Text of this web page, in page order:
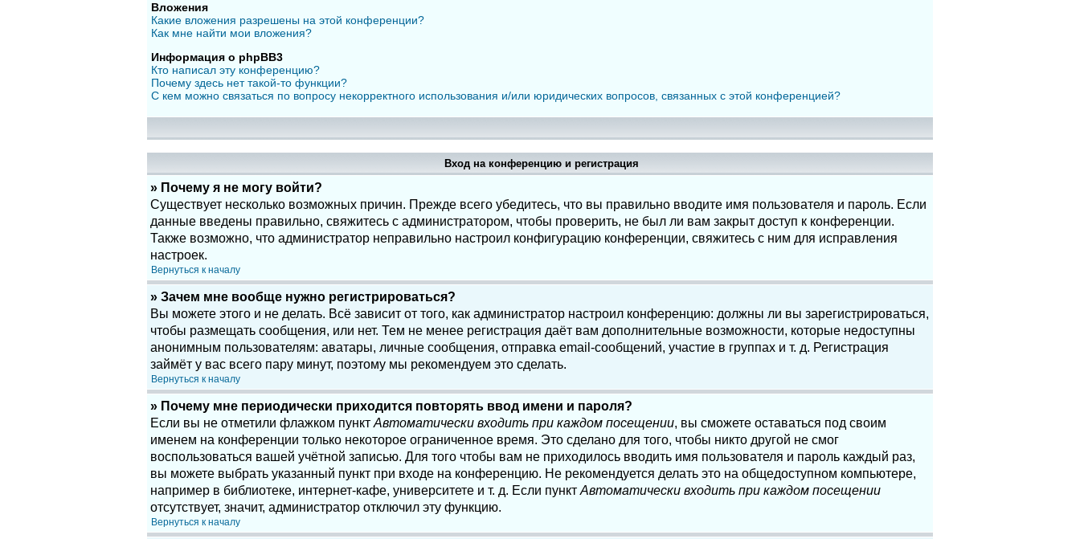
Вложения
Какие вложения разрешены на этой конференции?
Как мне найти мои вложения?
Информация о phpBB3
Кто написал эту конференцию?
Почему здесь нет такой-то функции?
С кем можно связаться по вопросу некорректного использования и/или юридических вопросов, связанных с этой конференцией?
Вход на конференцию и регистрация
» Почему я не могу войти?
Существует несколько возможных причин. Прежде всего убедитесь, что вы правильно вводите имя пользователя и пароль. Если
данные введены правильно, свяжитесь с администратором, чтобы проверить, не был ли вам закрыт доступ к конференции.
Также возможно, что администратор неправильно настроил конфигурацию конференции, свяжитесь с ним для исправления
настроек.
Вернуться к началу
» Зачем мне вообще нужно регистрироваться?
Вы можете этого и не делать. Всё зависит от того, как администратор настроил конференцию: должны ли вы зарегистрироваться,
чтобы размещать сообщения, или нет. Тем не менее регистрация даёт вам дополнительные возможности, которые недоступны
анонимным пользователям: аватары, личные сообщения, отправка email-сообщений, участие в группах и т. д. Регистрация
займёт у вас всего пару минут, поэтому мы рекомендуем это сделать.
Вернуться к началу
» Почему мне периодически приходится повторять ввод имени и пароля?
Если вы не отметили флажком пункт Автоматически входить при каждом посещении, вы сможете оставаться под своим
именем на конференции только некоторое ограниченное время. Это сделано для того, чтобы никто другой не смог
воспользоваться вашей учётной записью. Для того чтобы вам не приходилось вводить имя пользователя и пароль каждый раз,
вы можете выбрать указанный пункт при входе на конференцию. Не рекомендуется делать это на общедоступном компьютере,
например в библиотеке, интернет-кафе, университете и т. д. Если пункт Автоматически входить при каждом посещении
отсутствует, значит, администратор отключил эту функцию.
Вернуться к началу